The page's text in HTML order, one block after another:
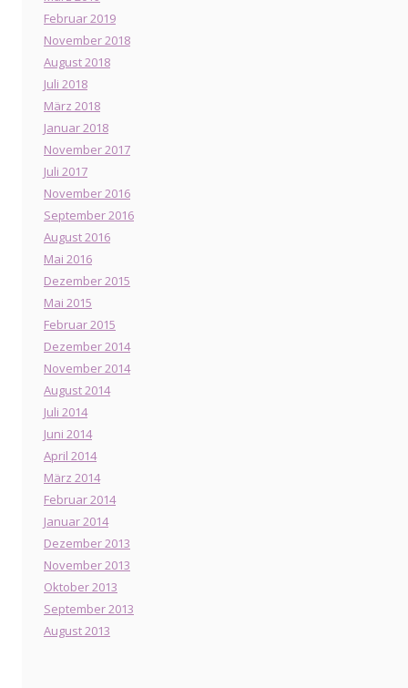
Februar 2019
November 2018
August 2018
Juli 2018
März 2018
Januar 2018
November 2017
Juli 2017
November 2016
September 2016
August 2016
Mai 2016
Dezember 2015
Mai 2015
Februar 2015
Dezember 2014
November 2014
August 2014
Juli 2014
Juni 2014
April 2014
März 2014
Februar 2014
Januar 2014
Dezember 2013
November 2013
Oktober 2013
September 2013
August 2013